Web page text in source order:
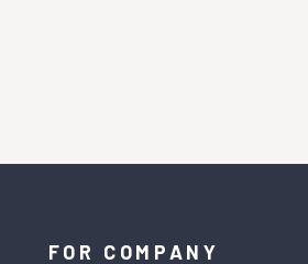
FOR COMPANY